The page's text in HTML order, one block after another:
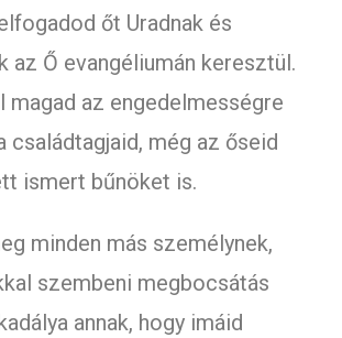
őt Uradnak és
az Ő evangéliumán keresztül.
magad az engedelmességre
családtagjaid, még az őseid
ismert bűnöket is.
minden más személynek,
szembeni megbocsátás
annak, hogy imáid